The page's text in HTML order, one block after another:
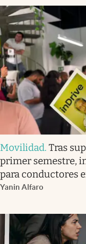
Movilidad. Tras
primer semestre,
para conductores
Yanin Alfaro